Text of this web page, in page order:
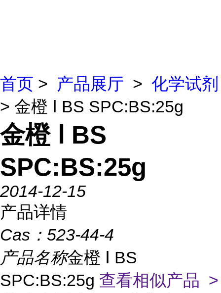
首页 > 产品展厅 > 化学试剂
> 金橙 Ⅰ BS SPC:BS:25g
金橙 Ⅰ BS
SPC:BS:25g
2014-12-15
产品详情
Cas： 523-44-4
产品名称金橙 Ⅰ BS
SPC:BS:25g 查看相似产品 >